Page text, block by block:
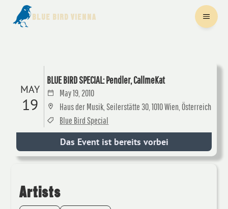
BLUE BIRD VIENNA
MAY
19
BLUE BIRD SPECIAL: Pendler, CallmeKat
May 19, 2010
Haus der Musik, Seilerstätte 30, 1010 Wien, Österreich
Blue Bird Special
Das Event ist bereits vorbei
Artists